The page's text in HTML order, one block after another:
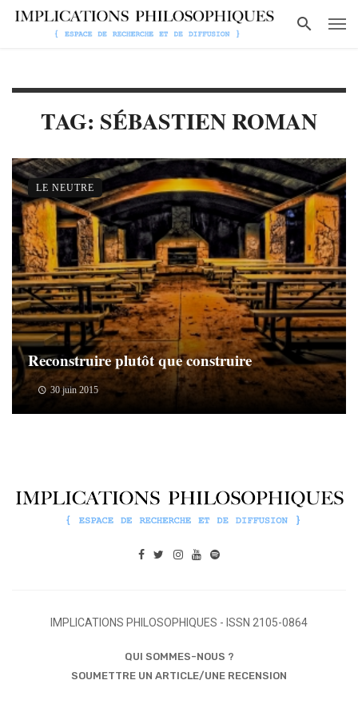
TAG: SÉBASTIEN ROMAN
Reconstruire plutôt que construire
30 juin 2015
LE NEUTRE
IMPLICATIONS PHILOSOPHIQUES - ISSN 2105-0864
QUI SOMMES-NOUS ?
SOUMETTRE UN ARTICLE/UNE RECENSION